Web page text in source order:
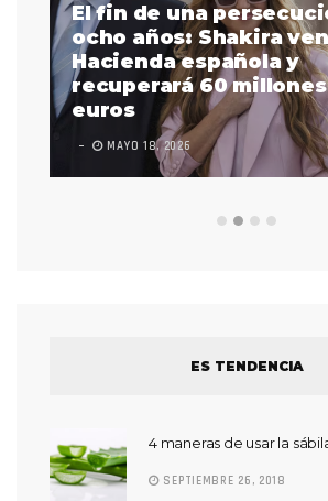
El fin de una
ocho años: Shakira
Hacienda española y
recuperará 60
euros
MAYO 18, 2026
ES TENDENCIA
4 maneras de usar la
SEPTIEMBRE 26, 2018